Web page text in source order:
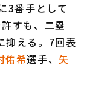
3番手として
すも、二塁
抑える。7回表
佑希選手、矢